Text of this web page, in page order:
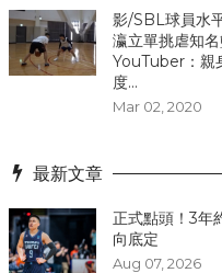
影/SBL球員水
瀛立單挑虐知
YouTuber：親
度...
Mar 02, 2020
最新文章
正式點頭！3年
向底定
Aug 07, 2026